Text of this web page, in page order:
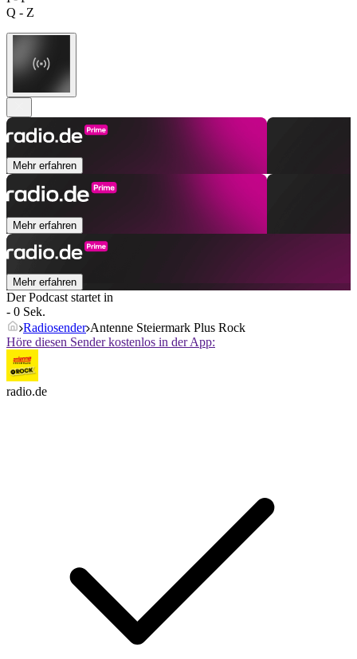
Q - Z
Mehr erfahren
Mehr erfahren
Mehr erfahren
Der Podcast startet in
- 0 Sek.
Radiosender Antenne Steiermark Plus Rock
Höre diesen Sender kostenlos in der App:
radio.de